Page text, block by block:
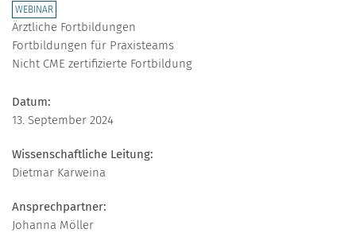
WEBINAR
Ärztliche Fortbildungen
Fortbildungen für Praxisteams
Nicht CME zertifizierte Fortbildung
Datum:
13. September 2024
Wissenschaftliche Leitung:
Dietmar Karweina
Ansprechpartner:
Johanna Möller